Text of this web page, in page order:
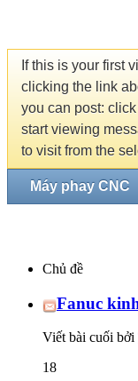
If this is your first
clicking the link
you can post:
start viewing
to visit from the
Máy phay CNC
Chủ đề
Fanuc
Viết bài cuối bởi
18